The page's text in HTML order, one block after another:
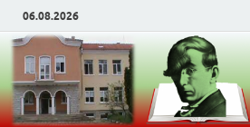
06.08.2026